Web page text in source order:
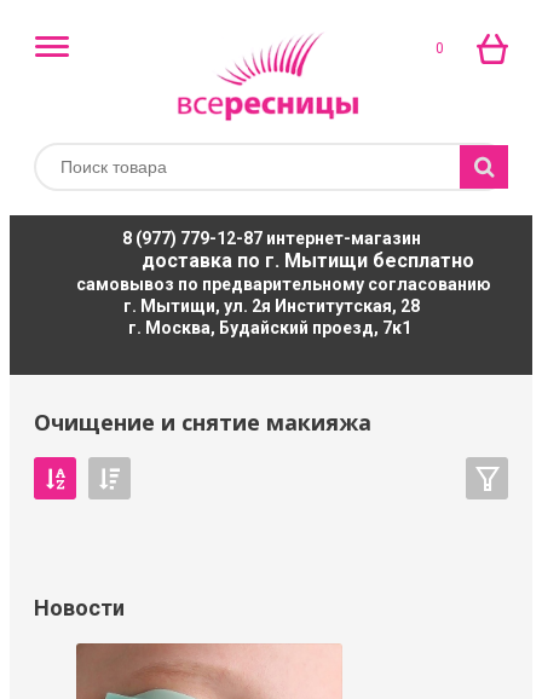
0
8 (977) 779-12-87интернет-магазин
доставка по г. Мытищи бесплатно
самовывоз по предварительному согласованию
г. Мытищи, ул. 2я Институтская, 28
г. Москва, Будайский проезд, 7к1
Очищение и снятие макияжа
Новости